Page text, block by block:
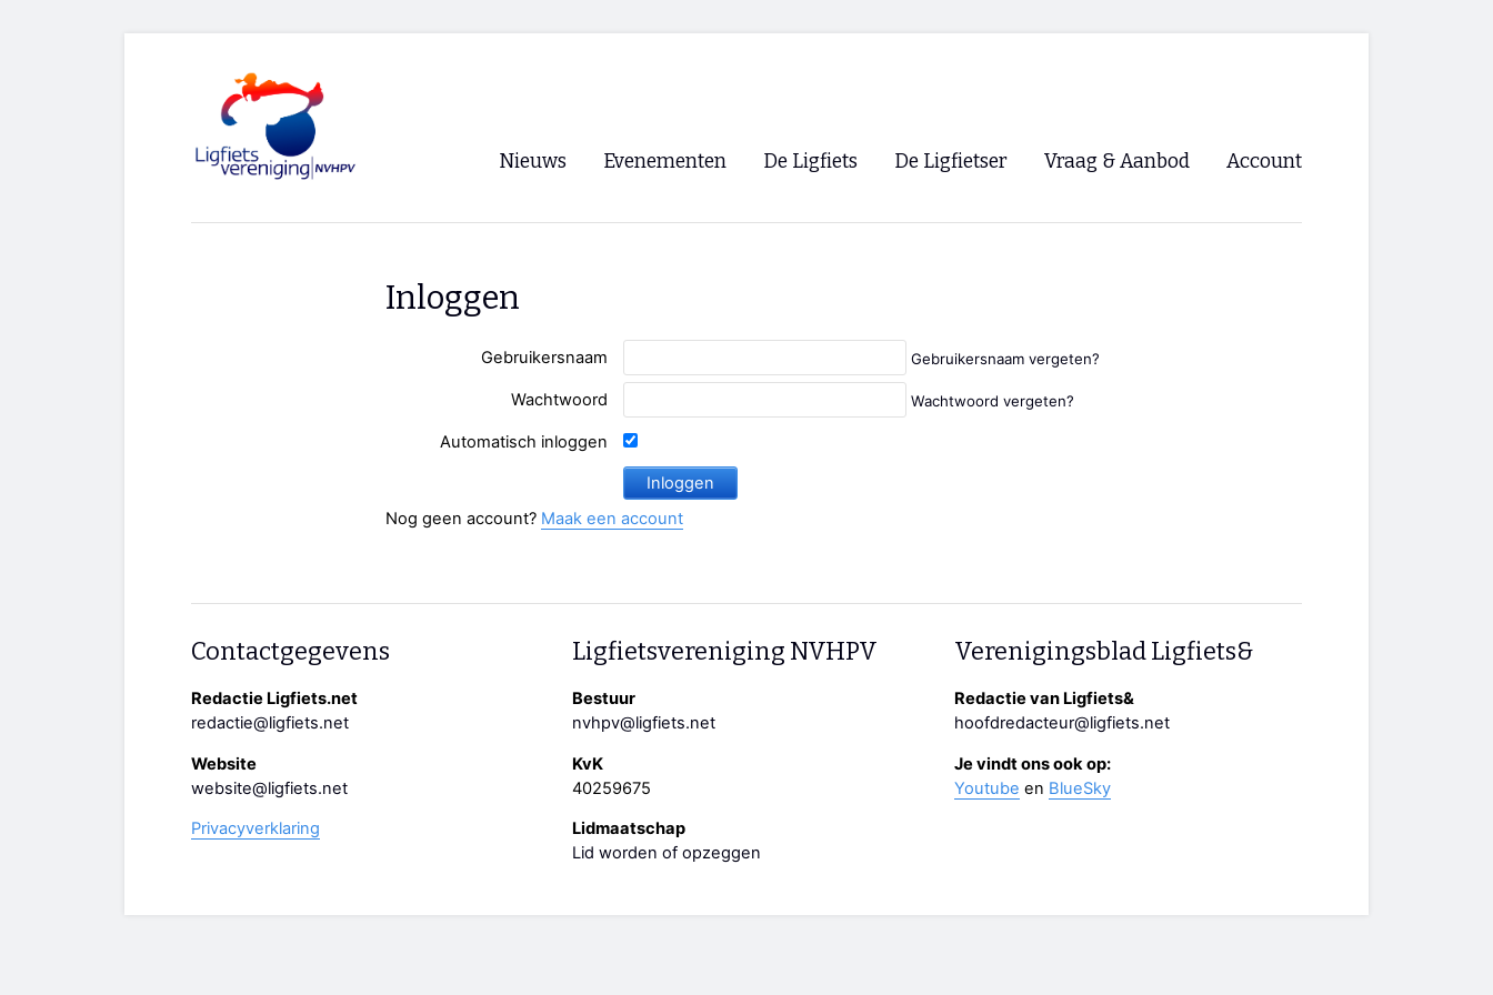
Nieuws Evenementen
Paastreffen
Oliebollentocht
De Ligfiets De Ligfietser
Lokale Fietsverenigingen
Vraag & Aanbod Account
Inloggen
Gebruikersnaam Gebruikersnaam vergeten?
Wachtwoord Wachtwoord vergeten?
Automatisch inloggen
Nog geen account? Maak een account
Contactgegevens
Redactie Ligfiets.net
redactie@ligfiets.net
Website
website@ligfiets.net
Privacyverklaring
Ligfietsvereniging NVHPV
Bestuur
nvhpv@ligfiets.net
KvK
40259675
Lidmaatschap
Lid worden of opzeggen
Verenigingsblad Ligfiets&
Redactie van Ligfiets&
hoofdredacteur@ligfiets.net
Je vindt ons ook op:
Youtube en BlueSky